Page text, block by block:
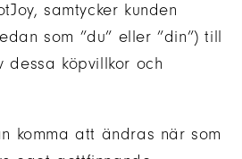
samtycker kunden
som ”du” eller ”din”) till
köpvillkor och
komma att ändras när som